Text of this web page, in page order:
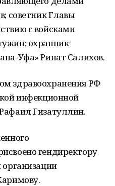
советник Главы
с войсками
охранник
Уфа» Ринат Салихов.
здравоохранения РФ
инфекционной
Гизатуллин.
гендиректору